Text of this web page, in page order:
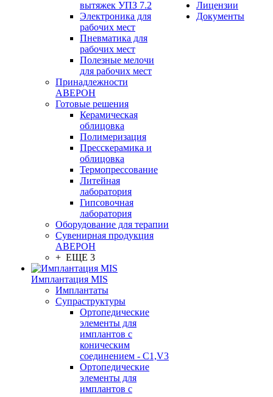
вытяжек УПЗ 7.2
Электроника для
рабочих мест
Пневматика для
рабочих мест
Полезные мелочи
для рабочих мест
Принадлежности
АВЕРОН
Готовые решения
Керамическая
облицовка
Полимеризация
Пресскерамика и
облицовка
Термопрессование
Литейная
лаборатория
Гипсовочная
лаборатория
Оборудование для терапии
Сувенирная продукция
АВЕРОН
+ ЕЩЕ 3
Имплантация MIS
Имплантаты
Супраструктуры
Ортопедические
элементы для
имплантов с
коническим
соединением - C1,V3
Ортопедические
элементы для
имплантов с
Лицензии
Документы